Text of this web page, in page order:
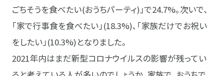
ごちそうを食べたい(おうちパーティ)」で24.7%。次いで、
「家で行事食を食べたい」(18.3%)、「家族だけでお祝い
をしたい」(10.3%)となりました。
2021年内はまだ新型コロナウイルスの影響が残ってい